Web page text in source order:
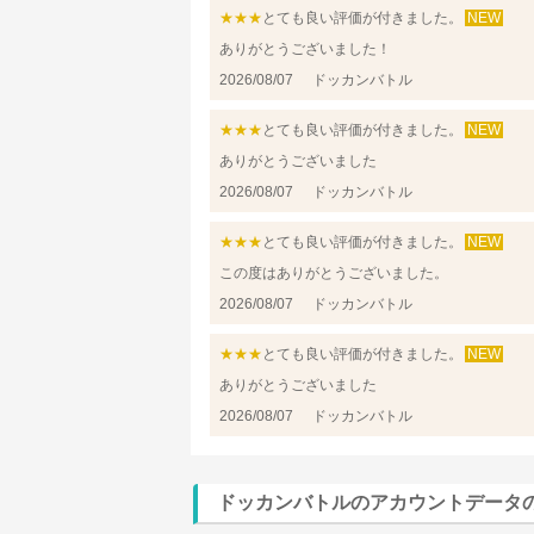
★★★ とても良い評価が付きました。
NEW
ありがとうございました！
2026/08/07
ドッカンバトル
★★★ とても良い評価が付きました。
NEW
ありがとうございました
2026/08/07
ドッカンバトル
★★★ とても良い評価が付きました。
NEW
この度はありがとうございました。
2026/08/07
ドッカンバトル
★★★ とても良い評価が付きました。
NEW
ありがとうございました
2026/08/07
ドッカンバトル
ドッカンバトルのアカウントデータ